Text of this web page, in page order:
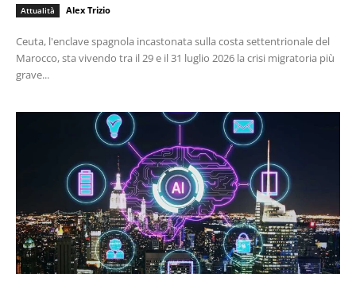
Attualità Alex Trizio
Ceuta, l'enclave spagnola incastonata sulla costa settentrionale del
Marocco, sta vivendo tra il 29 e il 31 luglio 2026 la crisi migratoria più
grave...